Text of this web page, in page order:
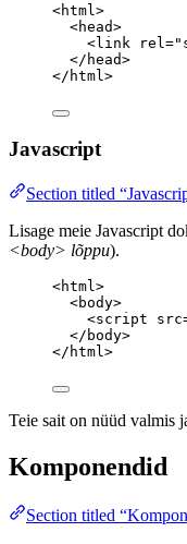
<html >
<head>
<link rel ="
</ head>
</ html >
Javascript
Section titled
Lisage meie Javascript
<body> lõppu).
<html >
<body>
<script src
</ body>
</ html >
Teie sait on nüüd valmis
Komponendid
Section titled